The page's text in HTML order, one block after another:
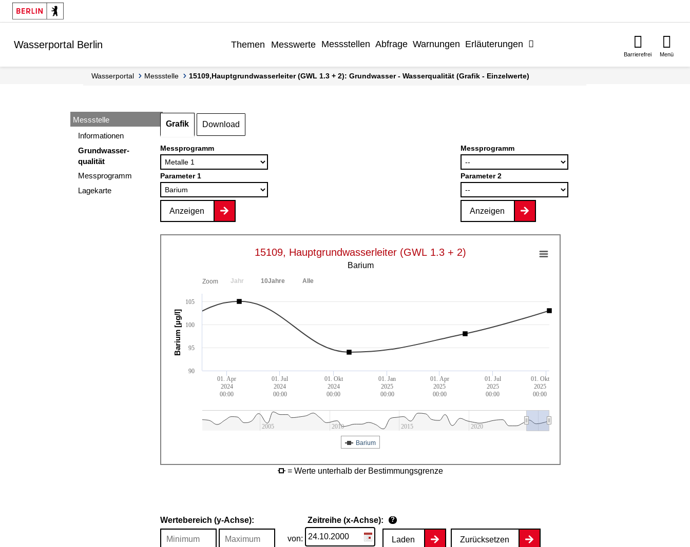
Springe zur Navigation
Springe zum Inhalt
Wasserportal Berlin Themen Messwerte Messstellen Abfrage Warnungen Erläuterungen
Barrierefrei Menü
Wasserportal Messstelle 15109,Hauptgrundwasserleiter (GWL 1.3 + 2): Grundwasser - Wasserqualität (Grafik - Einzelwerte)
Messstelle
Informationen
Grundwasser-
qualität
Messprogramm
Lagekarte
Grafik Download
Messprogramm
Parameter 1
Anzeigen
Messprogramm
Parameter 2
Anzeigen
Barium [µg/l]
15109, Hauptgrundwasserleiter (GWL 1.3 + 2)
Barium
01. Apr
2024
00:00
01. Jul
2024
00:00
01. Okt
2024
00:00
01. Jan
2025
00:00
01. Apr
2025
00:00
01. Jul
2025
00:00
01. Okt
2025
00:00
2005 2010 2015 2020
95
100
105
90
Zoom Jahr 10Jahre Alle
Barium
= Werte unterhalb der Bestimmungsgrenze
Wertebereich (y-Achse): Zeitreihe (x-Achse): ?
von: Laden Zurücksetzen